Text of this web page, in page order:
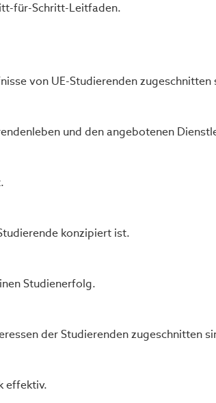
für-Schritt-Leitfaden.
von UE-Studierenden zugeschnitten
und den angebotenen
konzipiert ist.
Studienerfolg.
der Studierenden zugeschnitten
effektiv.